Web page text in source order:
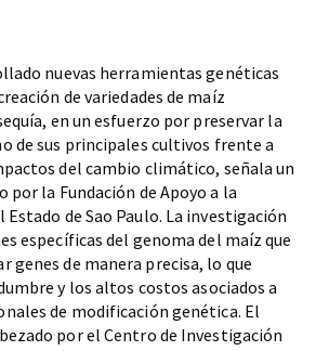
nuevas herramientas genéticas
de variedades de maíz
en un esfuerzo por preservar la
de sus principales cultivos frente a
del cambio climático, señala un
por la Fundación de Apoyo a la
de Sao Paulo. La investigación
específicas del genoma del maíz que
genes de manera precisa, lo que
y los altos costos asociados a
de modificación genética. El
por el Centro de Investigación